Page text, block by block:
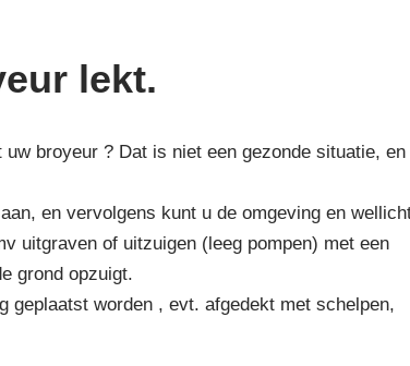
lekt.
broyeur ? Dat is niet een gezonde situatie, en
en vervolgens kunt u de omgeving en
uitgraven of uitzuigen (leeg pompen) met een
grond opzuigt.
geplaatst worden , evt. afgedekt met schelpen,